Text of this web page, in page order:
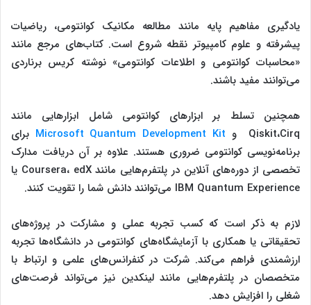
یادگیری مفاهیم پایه مانند مطالعه مکانیک کوانتومی، ریاضیات
پیشرفته و علوم کامپیوتر نقطه شروع است. کتاب‌های مرجع مانند
«محاسبات کوانتومی و اطلاعات کوانتومی» نوشته کریس برناردی
می‌توانند مفید باشند.
همچنین تسلط بر ابزارهای کوانتومی شامل ابزارهایی مانند
Qiskit،Cirq و
Microsoft Quantum Development Kit برای
برنامه‌نویسی کوانتومی ضروری هستند. علاوه بر آن دریافت مدارک
تخصصی از دوره‌های آنلاین در پلتفرم‌هایی مانند Coursera، edX یا
IBM Quantum Experience می‌توانند دانش شما را تقویت کنند.
لازم به ذکر است که کسب تجربه عملی و مشارکت در پروژه‌های
تحقیقاتی یا همکاری با آزمایشگاه‌های کوانتومی در دانشگاه‌ها تجربه
ارزشمندی فراهم می‌کند. شرکت در کنفرانس‌های علمی و ارتباط با
متخصصان در پلتفرم‌هایی مانند لینکدین نیز می‌تواند فرصت‌های
شغلی را افزایش دهد.